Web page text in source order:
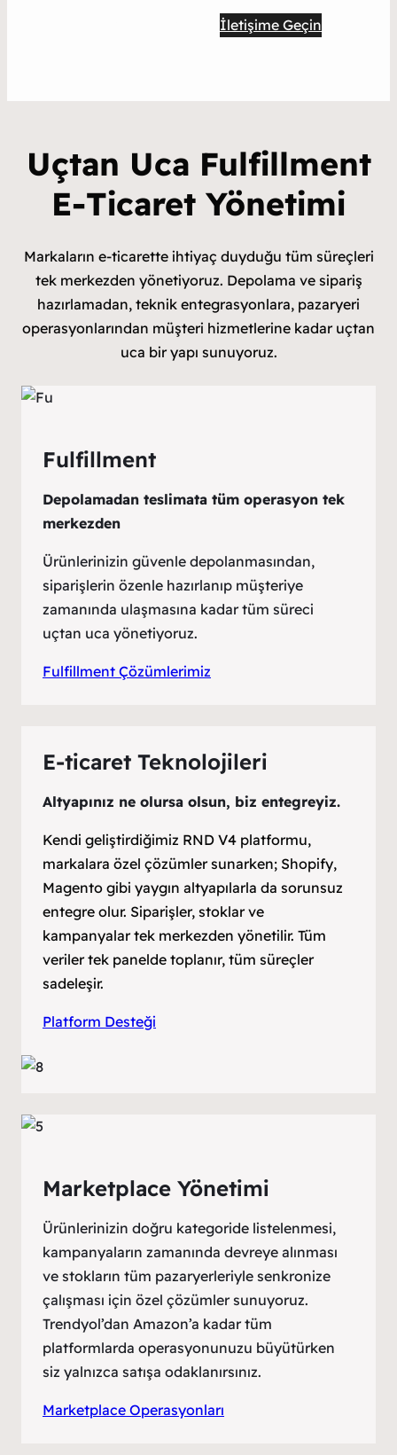
İletişime Geçin
Uçtan Uca Fulfillment
E-Ticaret Yönetimi
Markaların e-ticarette ihtiyaç duyduğu tüm süreçleri
tek merkezden yönetiyoruz. Depolama ve sipariş
hazırlamadan, teknik entegrasyonlara, pazaryeri
operasyonlarından müşteri hizmetlerine kadar uçtan
uca bir yapı sunuyoruz.
Fulfillment
Depolamadan teslimata tüm operasyon tek
merkezden
Ürünlerinizin güvenle depolanmasından,
siparişlerin özenle hazırlanıp müşteriye
zamanında ulaşmasına kadar tüm süreci
uçtan uca yönetiyoruz.
Fulfillment Çözümlerimiz
E-ticaret Teknolojileri
Altyapınız ne olursa olsun, biz entegreyiz.
Kendi geliştirdiğimiz RND V4 platformu,
markalara özel çözümler sunarken; Shopify,
Magento gibi yaygın altyapılarla da sorunsuz
entegre olur. Siparişler, stoklar ve
kampanyalar tek merkezden yönetilir. Tüm
veriler tek panelde toplanır, tüm süreçler
sadeleşir.
Platform Desteği
Marketplace Yönetimi
Ürünlerinizin doğru kategoride listelenmesi,
kampanyaların zamanında devreye alınması
ve stokların tüm pazaryerleriyle senkronize
çalışması için özel çözümler sunuyoruz.
Trendyol’dan Amazon’a kadar tüm
platformlarda operasyonunuzu büyütürken
siz yalnızca satışa odaklanırsınız.
Marketplace Operasyonları